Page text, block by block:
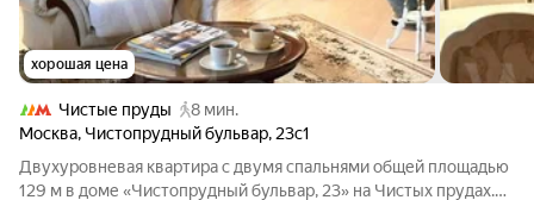
хорошая цена
Чистые пруды
8 мин.
Москва, Чистопрудный бульвар, 23с1
Двухуровневая квартира с двумя спальнями общей площадью
129 м в доме «Чистопрудный бульвар, 23» на Чистых прудах.